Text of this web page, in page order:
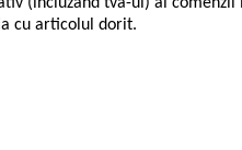
cu articolul dorit.